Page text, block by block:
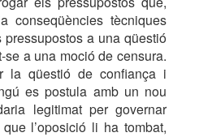
conseqüències tècniques
a una qüestió
a una moció de censura.
la qüestió de confiança i
es postula amb un nou
legitimat per governar
l’oposició li ha tombat,